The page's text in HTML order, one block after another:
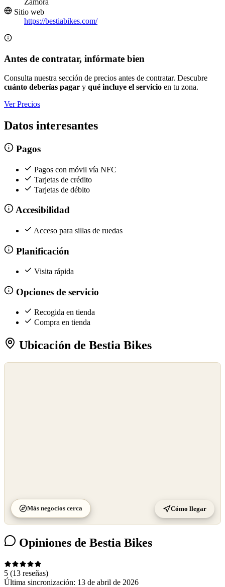
Zamora
Sitio web
https://bestiabikes.com/
Antes de contratar, infórmate bien
Consulta nuestra sección de precios antes de contratar. Descubre
cuánto deberías pagar y qué incluye el servicio en tu zona.
Ver Precios
Datos interesantes
Pagos
Pagos con móvil vía NFC
Tarjetas de crédito
Tarjetas de débito
Accesibilidad
Acceso para sillas de ruedas
Planificación
Visita rápida
Opciones de servicio
Recogida en tienda
Compra en tienda
Ubicación de Bestia Bikes
Más negocios cerca Cómo llegar
Opiniones de Bestia Bikes
5 (13 reseñas)
Última sincronización: 13 de abril de 2026